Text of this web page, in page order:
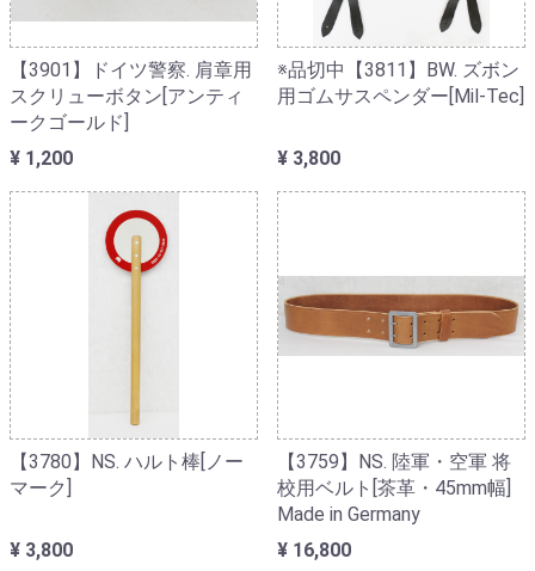
【3901】ドイツ警察. 肩章用
スクリューボタン[アンティ
ークゴールド]
¥ 1,200
※品切中【3811】BW. ズボン
用ゴムサスペンダー[Mil-Tec]
¥ 3,800
【3780】NS. ハルト棒[ノー
マーク]
¥ 3,800
【3759】NS. 陸軍・空軍 将
校用ベルト[茶革・45mm幅]
Made in Germany
¥ 16,800